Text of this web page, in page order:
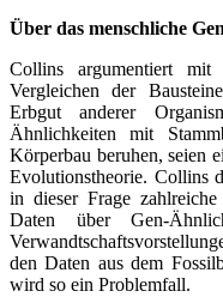
Über das menschliche
Collins argumentiert
Vergleichen der
Erbgut anderer
Ähnlichkeiten mit
Körperbau beruhen, seien
Evolutionstheorie. Collins
in dieser Frage
Daten über Gen-
den Daten aus dem
wird so ein Problemfall.